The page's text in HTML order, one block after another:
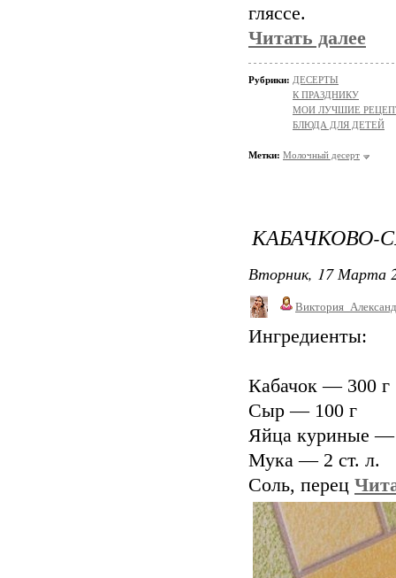
гляссе.
Читать далее
Рубрики: ДЕСЕРТЫ
К ПРАЗДНИКУ
МОИ ЛУЧШИЕ
БЛЮДА ДЛЯ ДЕТЕЙ
Метки: Молочный десерт
Вторник, 17 Марта
Ингредиенты:
Кабачок — 300 г
Сыр — 100 г
Яйца куриные
Мука — 2 ст. л.
Соль, перец